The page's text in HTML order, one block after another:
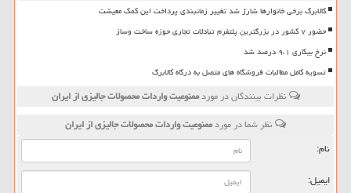
کالابرگ برخی خانوارها شارژ شد تغییر زمانبندی پرداخت این کمک معیشت
حضور ۷ کشور در بزرگترین پلتفرم تبادلات تجاری حوزه ساخت وساز
نرخ بیکاری ۹،۱ درصد شد
تسویه کامل مطالبات فروشگاه های متصل به درگاه کالابرگ
نظرات بینندگان در موردممنوعیت واردات محصولات جالیزی از ایران
نظر شما در موردممنوعیت واردات محصولات جالیزی از ایران
نام:
ایمیل: